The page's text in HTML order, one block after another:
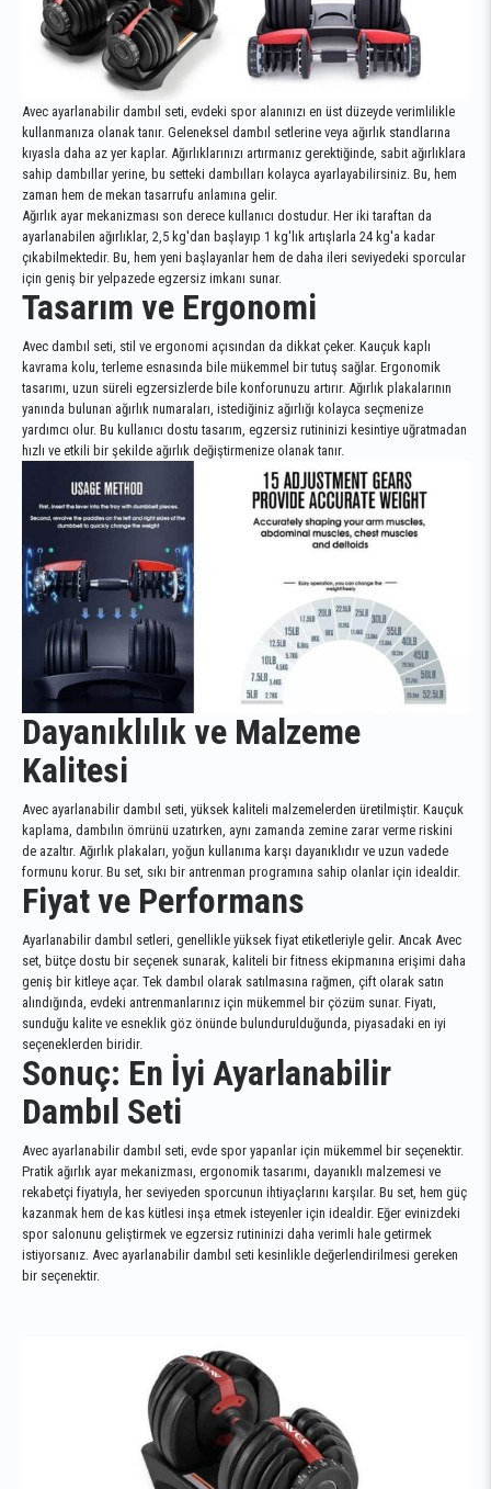
Avec ayarlanabilir dambıl seti, evdeki spor alanınızı en üst düzeyde verimlilikle
kullanmanıza olanak tanır. Geleneksel dambıl setlerine veya ağırlık standlarına
kıyasla daha az yer kaplar. Ağırlıklarınızı artırmanız gerektiğinde, sabit ağırlıklara
sahip dambıllar yerine, bu setteki dambılları kolayca ayarlayabilirsiniz. Bu, hem
zaman hem de mekan tasarrufu anlamına gelir.
Ağırlık ayar mekanizması son derece kullanıcı dostudur. Her iki taraftan da
ayarlanabilen ağırlıklar, 2,5 kg'dan başlayıp 1 kg'lık artışlarla 24 kg'a kadar
çıkabilmektedir. Bu, hem yeni başlayanlar hem de daha ileri seviyedeki sporcular
için geniş bir yelpazede egzersiz imkanı sunar.
Tasarım ve Ergonomi
Avec dambıl seti, stil ve ergonomi açısından da dikkat çeker. Kauçuk kaplı
kavrama kolu, terleme esnasında bile mükemmel bir tutuş sağlar. Ergonomik
tasarımı, uzun süreli egzersizlerde bile konforunuzu artırır. Ağırlık plakalarının
yanında bulunan ağırlık numaraları, istediğiniz ağırlığı kolayca seçmenize
yardımcı olur. Bu kullanıcı dostu tasarım, egzersiz rutininizi kesintiye uğratmadan
hızlı ve etkili bir şekilde ağırlık değiştirmenize olanak tanır.
Dayanıklılık ve Malzeme
Kalitesi
Avec ayarlanabilir dambıl seti, yüksek kaliteli malzemelerden üretilmiştir. Kauçuk
kaplama, dambılın ömrünü uzatırken, aynı zamanda zemine zarar verme riskini
de azaltır. Ağırlık plakaları, yoğun kullanıma karşı dayanıklıdır ve uzun vadede
formunu korur. Bu set, sıkı bir antrenman programına sahip olanlar için idealdir.
Fiyat ve Performans
Ayarlanabilir dambıl setleri, genellikle yüksek fiyat etiketleriyle gelir. Ancak Avec
set, bütçe dostu bir seçenek sunarak, kaliteli bir fitness ekipmanına erişimi daha
geniş bir kitleye açar. Tek dambıl olarak satılmasına rağmen, çift olarak satın
alındığında, evdeki antrenmanlarınız için mükemmel bir çözüm sunar. Fiyatı,
sunduğu kalite ve esneklik göz önünde bulundurulduğunda, piyasadaki en iyi
seçeneklerden biridir.
Sonuç: En İyi Ayarlanabilir
Dambıl Seti
Avec ayarlanabilir dambıl seti, evde spor yapanlar için mükemmel bir seçenektir.
Pratik ağırlık ayar mekanizması, ergonomik tasarımı, dayanıklı malzemesi ve
rekabetçi fiyatıyla, her seviyeden sporcunun ihtiyaçlarını karşılar. Bu set, hem güç
kazanmak hem de kas kütlesi inşa etmek isteyenler için idealdir. Eğer evinizdeki
spor salonunu geliştirmek ve egzersiz rutininizi daha verimli hale getirmek
istiyorsanız. Avec ayarlanabilir dambıl seti kesinlikle değerlendirilmesi gereken
bir seçenektir.